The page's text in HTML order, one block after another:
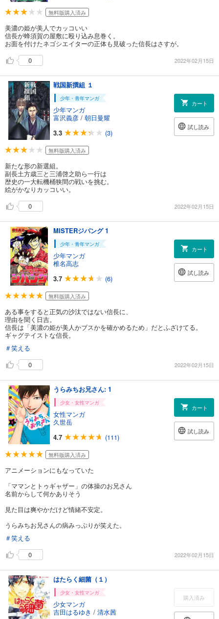
無料版購入済み
美濃の姫が美人でカッコいい
信長が蜂須賀の屋敷に殴り込み息巻く。
お面を付けたネゴシエイターの正体も見破った信長はさすが。
0
2022年02月15日
戦国新撰組 １
少年・青年マンガ
少年マンガ
富沢義彦 / 朝日曼耀
3.3
(3)
カート
試し読み
無料版購入済み
新たな形の新選組。
副長土方歳三と三浦啓之助ら一行は
歴史の一大転機桶狭間の戦いを挑む。
絵がかなりカッコいい。
0
2022年02月15日
MISTERジパング 1
少年・青年マンガ
少年マンガ
椎名高志
3.7
(6)
カート
試し読み
無料版購入済み
ある事をすると正気の沙汰ではない信長に、
理由を聞く日吉。
信長は「美濃の姫が美人かブスかを確かめるため」だとふざけてる。
ギャグテイストな信長。
＃笑える
0
2022年02月15日
うらみちお兄さん: 1
少女・女性マンガ
女性マンガ
久世岳
4.7
(111)
カート
試し読み
無料版購入済み
アニメーションにもなっていた
「ママンとトゥギャザー」の体操のお兄さん
名前からして何かありそう
見た目は爽やかだけど情緒不安定。
うらみちお兄さんの病みっぷりが笑えた。
＃笑える
0
2022年02月15日
はたらく細菌（１）
少女・女性マンガ
少女マンガ
吉田はるゆき / 清水茜
購入済み